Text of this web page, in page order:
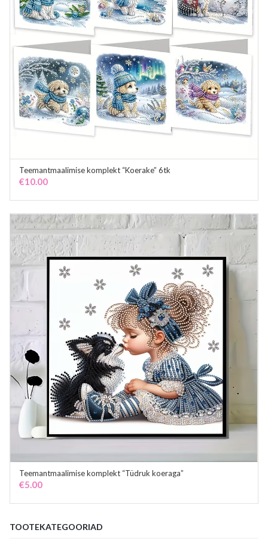
ADD TO CART
Teemantmaalimise komplekt “Koerake” 6tk
€10.00
ADD TO CART
Teemantmaalimise komplekt “Tüdruk koeraga”
€5.00
TOOTEKATEGOORIAD